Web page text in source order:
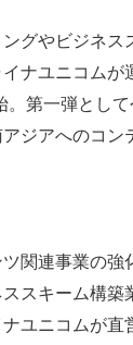
グやビジネス
ナユニコムが
。第一弾とし
ジアへのコン
関連事業の強
スキーム構築
ユニコムが直